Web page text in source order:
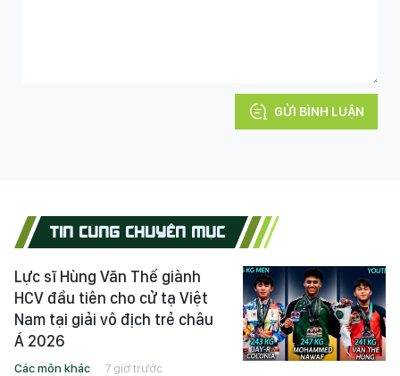
GỬI BÌNH LUẬN
TIN CÙNG CHUYÊN MỤC
Lực sĩ Hùng Văn Thế giành
HCV đầu tiên cho cử tạ Việt
Nam tại giải vô địch trẻ châu
Á 2026
Các môn khác 7 giờ trước